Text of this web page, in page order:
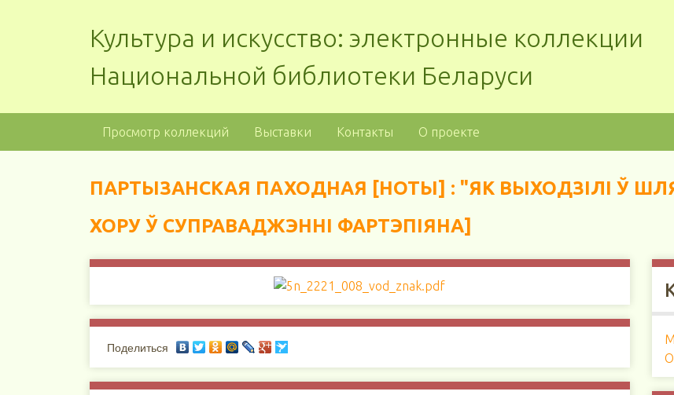
Культура и искусство: электронные коллекции
Национальной библиотеки Беларуси
Просмотр коллекций Выставки Контакты О проекте
ПАРТЫЗАНСКАЯ ПАХОДНАЯ [НОТЫ] : "ЯК ВЫХОДЗІЛІ Ў
ХОРУ Ў СУПРАВАДЖЭННІ ФАРТЭПІЯНА]
Поделиться